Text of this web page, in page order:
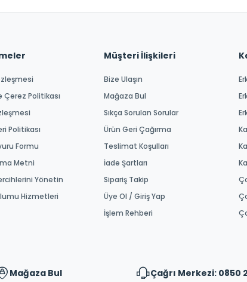
Çerez Politikası
Politikası
Formu
Metni
Yönetin
Hizmetleri
Müşteri İlişkileri
Bize Ulaşın
Mağaza Bul
Sıkça Sorulan Sorular
Ürün Geri Çağırma
Teslimat Koşulları
İade Şartları
Sipariş Takip
Üye Ol / Giriş Yap
İşlem Rehberi
Mağaza Bul Çağrı Merkezi: 0850